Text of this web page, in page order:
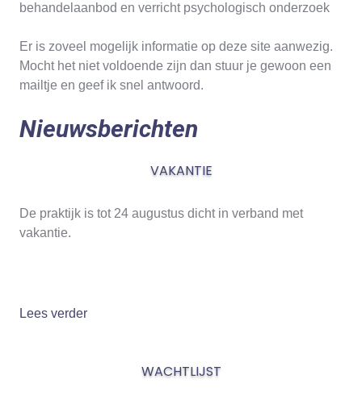
behandelaanbod en verricht psychologisch onderzoek
Er is zoveel mogelijk informatie op deze site aanwezig.
Mocht het niet voldoende zijn dan stuur je gewoon een
mailtje en geef ik snel antwoord.
Nieuwsberichten
VAKANTIE
De praktijk is tot 24 augustus dicht in verband met
vakantie.
Lees verder
WACHTLIJST